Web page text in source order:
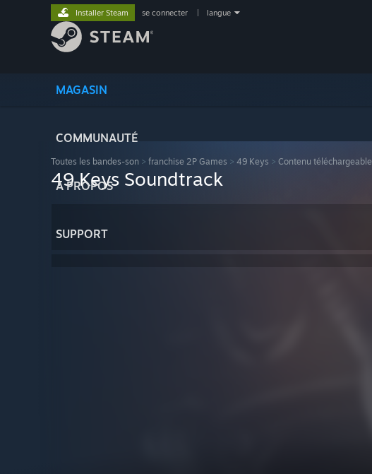
MAGASIN
COMMUNAUTÉ
À PROPOS
SUPPORT
Installer Steam se connecter langue
Toutes les bandes-son > franchise 2P Games > 49 Keys > Contenu téléchargeable
49 Keys Soundtrack